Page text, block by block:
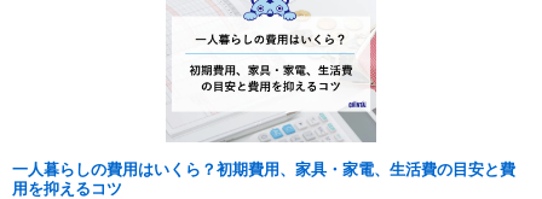
一人暮らしの費用はいくら？初期費用、家具・家電、生活費の目安と費
用を抑えるコツ